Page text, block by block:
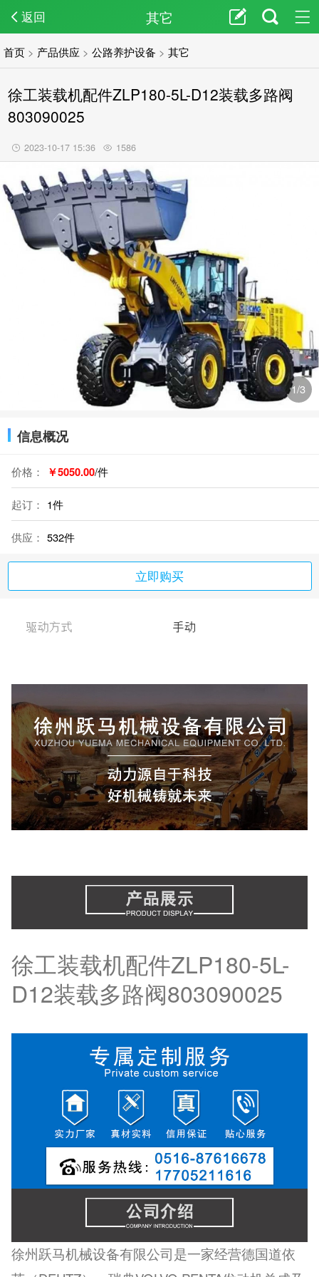
返回 其它
首页 > 产品供应 >公路养护设备 >其它
徐工装载机配件ZLP180-5L-D12装载多路阀
803090025
2023-10-17 15:36 1586
2/3
信息概况
价格： ￥5050.00/件
起订： 1件
供应： 532件
立即购买
徐工装载机配件ZLP180-5L-
D12装载多路阀803090025
徐州跃马机械设备有限公司是一家经营德国道依